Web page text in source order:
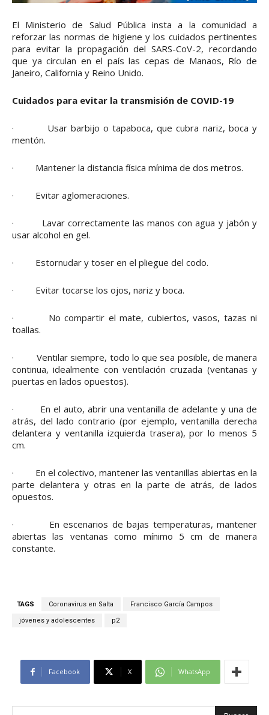
El Ministerio de Salud Pública insta a la comunidad a
reforzar las normas de higiene y los cuidados pertinentes
para evitar la propagación del SARS-CoV-2, recordando
que ya circulan en el país las cepas de Manaos, Río de
Janeiro, California y Reino Unido.
Cuidados para evitar la transmisión de COVID-19
· Usar barbijo o tapaboca, que cubra nariz, boca y
mentón.
· Mantener la distancia física mínima de dos metros.
· Evitar aglomeraciones.
· Lavar correctamente las manos con agua y jabón y
usar alcohol en gel.
· Estornudar y toser en el pliegue del codo.
· Evitar tocarse los ojos, nariz y boca.
· No compartir el mate, cubiertos, vasos, tazas ni
toallas.
· Ventilar siempre, todo lo que sea posible, de manera
continua, idealmente con ventilación cruzada (ventanas y
puertas en lados opuestos).
· En el auto, abrir una ventanilla de adelante y una de
atrás, del lado contrario (por ejemplo, ventanilla derecha
delantera y ventanilla izquierda trasera), por lo menos 5
cm.
· En el colectivo, mantener las ventanillas abiertas en la
parte delantera y otras en la parte de atrás, de lados
opuestos.
· En escenarios de bajas temperaturas, mantener
abiertas las ventanas como mínimo 5 cm de manera
constante.
TAGS Coronavirus en Salta Francisco García Campos
jóvenes y adolescentes p2
Facebook X WhatsApp